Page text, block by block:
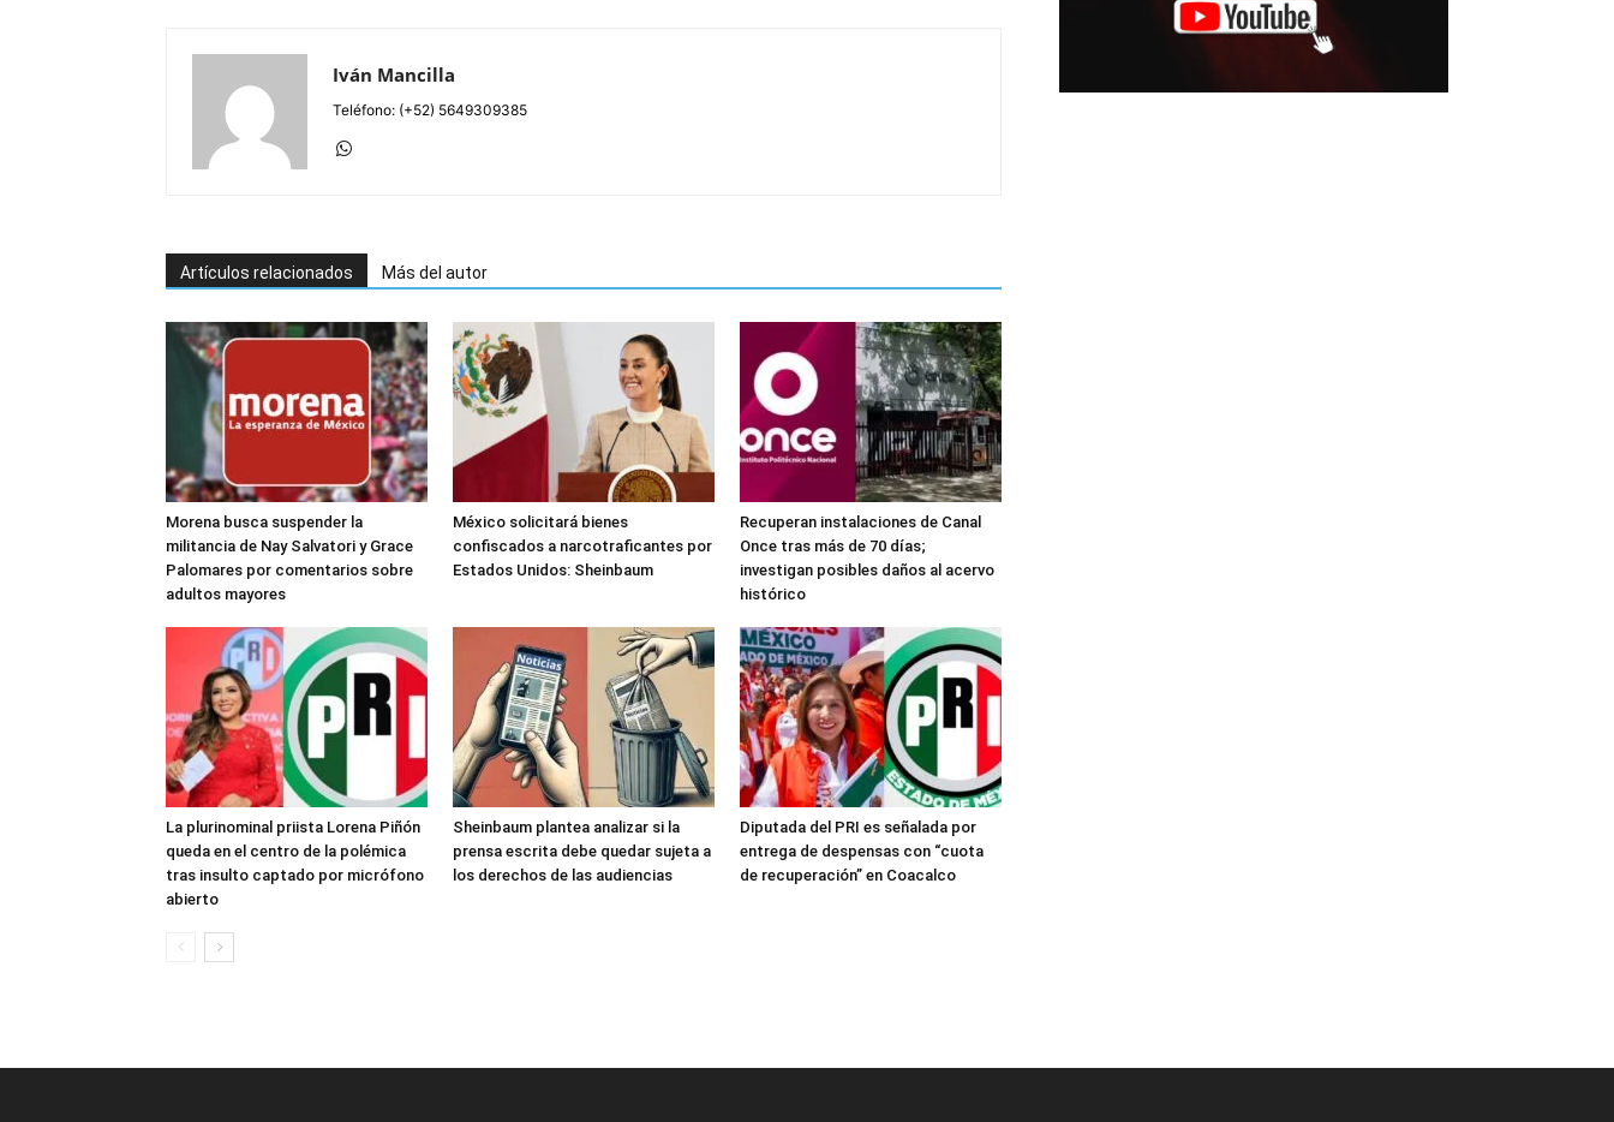
Iván Mancilla
Teléfono: (+52) 5649309385
Artículos relacionados Más del autor
Morena busca suspender la
militancia de Nay Salvatori y Grace
Palomares por comentarios sobre
adultos mayores
México solicitará bienes
confiscados a narcotraficantes por
Estados Unidos: Sheinbaum
Recuperan instalaciones de Canal
Once tras más de 70 días;
investigan posibles daños al acervo
histórico
La plurinominal priista Lorena Piñón
queda en el centro de la polémica
tras insulto captado por micrófono
abierto
Sheinbaum plantea analizar si la
prensa escrita debe quedar sujeta a
los derechos de las audiencias
Diputada del PRI es señalada por
entrega de despensas con “cuota
de recuperación” en Coacalco